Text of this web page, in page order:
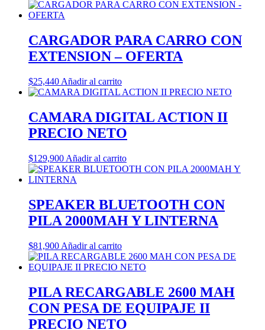
CARGADOR PARA CARRO CON
EXTENSION – OFERTA
$25,440 Añadir al carrito
CAMARA DIGITAL ACTION II
PRECIO NETO
$129,900 Añadir al carrito
SPEAKER BLUETOOTH CON
PILA 2000MAH Y LINTERNA
$81,900 Añadir al carrito
PILA RECARGABLE 2600 MAH
CON PESA DE EQUIPAJE II
PRECIO NETO